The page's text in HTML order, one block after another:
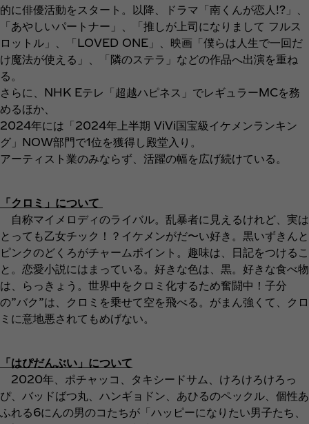
的に俳優活動をスタート。以降、ドラマ「南くんが恋人!?」、
「あやしいパートナー」、「推しが上司になりまして フルス
ロットル」、「LOVED ONE」、映画「僕らは人生で一回だ
け魔法が使える」、「隣のステラ」などの作品へ出演を重ね
る。
さらに、NHK Eテレ「超越ハピネス」でレギュラーMCを務
めるほか、
2024年には「2024年上半期 ViVi国宝級イケメンランキン
グ」NOW部門で1位を獲得し殿堂入り。
アーティスト業のみならず、活躍の幅を広げ続けている。
「クロミ」について
自称マイメロディのライバル。乱暴者に見えるけれど、実は
とっても乙女チック！？イケメンがだ〜い好き。黒いずきんと
ピンクのどくろがチャームポイント。趣味は、日記をつけるこ
と。恋愛小説にはまっている。好きな色は、黒。好きな食べ物
は、らっきょう。世界中をクロミ化するため奮闘中！子分
の”バク”は、クロミを乗せて空を飛べる。がまん強くて、クロ
ミに意地悪されてもめげない。
「はぴだんぶい」について
2020年、ポチャッコ、タキシードサム、けろけろけろっ
ぴ、バッドばつ丸、ハンギョドン、あひるのペックル、個性あ
ふれる6にんの男のコたちが「ハッピーになりたい男子たち、